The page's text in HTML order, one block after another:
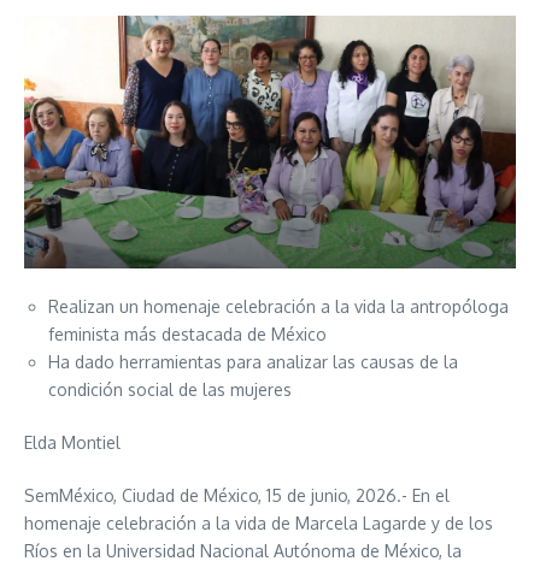
Realizan un homenaje celebración a la vida la antropóloga
feminista más destacada de México
Ha dado herramientas para analizar las causas de la
condición social de las mujeres
Elda Montiel
SemMéxico, Ciudad de México, 15 de junio, 2026.- En el
homenaje celebración a la vida de Marcela Lagarde y de los
Ríos en la Universidad Nacional Autónoma de México, la